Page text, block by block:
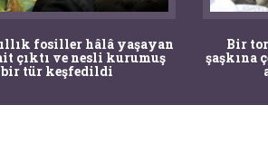
fosiller hâlâ yaşayan
çıktı ve nesli kurumuş
bir tür keşfedildi
Bir
şaşkına